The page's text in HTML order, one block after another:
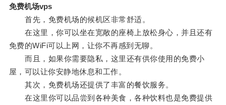
免费机场vps
首先，免费机场的候机区非常舒适。
在这里，你可以坐在宽敞的座椅上放松身心，并且还有
免费的WiFi可以上网，让你不再感到无聊。
而且，如果你需要隐私，这里还有供你使用的免费小
屋，可以让你安静地休息和工作。
其次，免费机场还提供了丰富的餐饮服务。
在这里你可以品尝到各种美食，各种饮料也是免费提供